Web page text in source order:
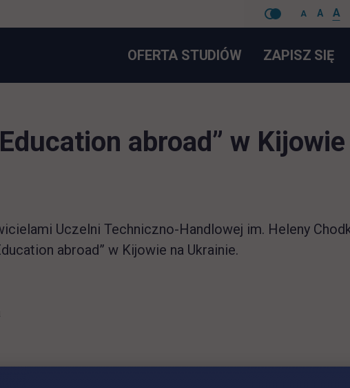
A A A
nawigacje
OFERTA STUDIÓW ZAPISZ SIĘ
abroad” w Kijowie
Uczelni Techniczno-Handlowej im. Heleny
abroad” w Kijowie na Ukrainie.